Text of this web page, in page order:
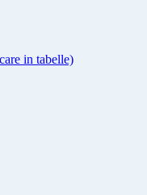
in tabelle)